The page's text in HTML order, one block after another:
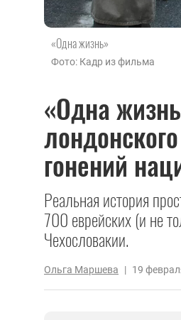
«Одна жизнь»
Фото: Кадр из фильма
«Одна
гонений
Реальная история
700 еврейских (и не
Чехословакии.
Ольга Маршева | 19